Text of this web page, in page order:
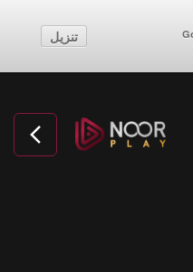
تنزيل